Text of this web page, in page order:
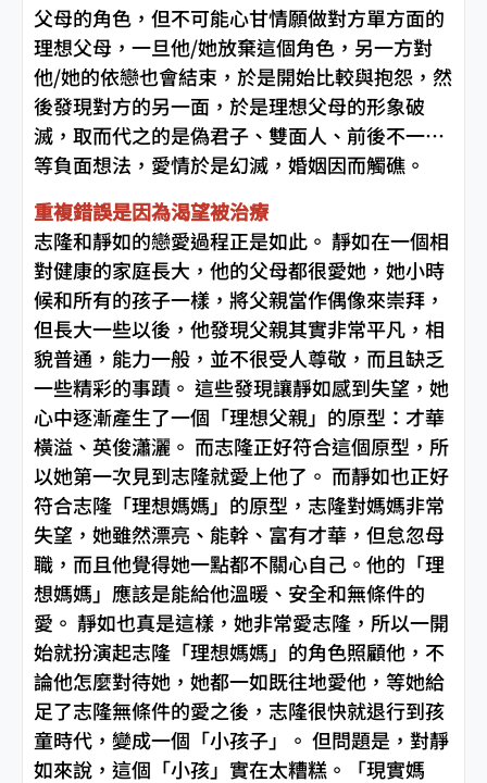
父母的角色，但不可能心甘情願做對方單方面的
理想父母，一旦他/她放棄這個角色，另一方對
他/她的依戀也會結束，於是開始比較與抱怨，然
後發現對方的另一面，於是理想父母的形象破
滅，取而代之的是偽君子、雙面人、前後不一…
等負面想法，愛情於是幻滅，婚姻因而觸礁。
重複錯誤是因為渴望被治療
志隆和靜如的戀愛過程正是如此。 靜如在一個相
對健康的家庭長大，他的父母都很愛她，她小時
候和所有的孩子一樣，將父親當作偶像來崇拜，
但長大一些以後，他發現父親其實非常平凡，相
貌普通，能力一般，並不很受人尊敬，而且缺乏
一些精彩的事蹟。 這些發現讓靜如感到失望，她
心中逐漸產生了一個「理想父親」的原型：才華
橫溢、英俊瀟灑。 而志隆正好符合這個原型，所
以她第一次見到志隆就愛上他了。 而靜如也正好
符合志隆「理想媽媽」的原型，志隆對媽媽非常
失望，她雖然漂亮、能幹、富有才華，但怠忽母
職，而且他覺得她一點都不關心自己。他的「理
想媽媽」應該是能給他溫暖、安全和無條件的
愛。 靜如也真是這樣，她非常愛志隆，所以一開
始就扮演起志隆「理想媽媽」的角色照顧他，不
論他怎麼對待她，她都一如既往地愛他，等她給
足了志隆無條件的愛之後，志隆很快就退行到孩
童時代，變成一個「小孩子」。 但問題是，對靜
如來說，這個「小孩」實在太糟糕。「現實媽